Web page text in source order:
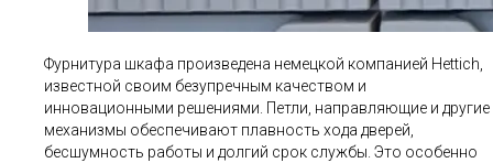
Фурнитура шкафа произведена немецкой компанией Hettich,
известной своим безупречным качеством и
инновационными решениями. Петли, направляющие и другие
механизмы обеспечивают плавность хода дверей,
бесшумность работы и долгий срок службы. Это особенно